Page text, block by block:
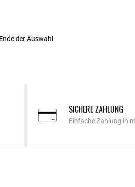
Ende der Auswahl
SICHERE ZAHLUNG
Einfache Zahlung in